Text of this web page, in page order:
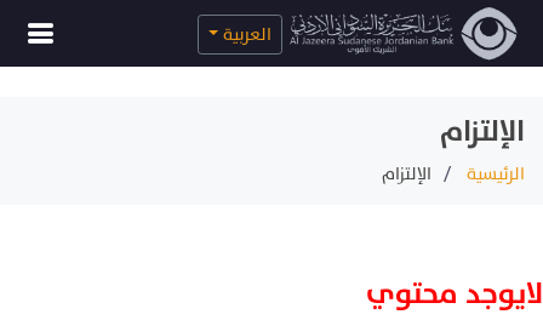
العربية
الإلتزام
الرئيسية الإلتزام
لايوجد محتوي